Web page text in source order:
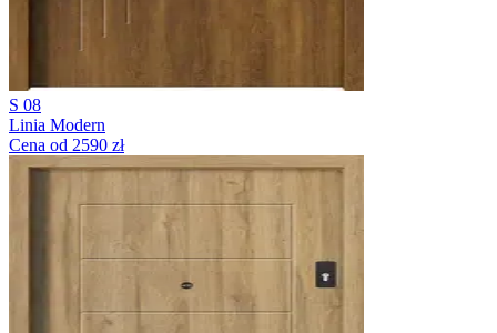
S 08
Linia Modern
Cena od 2590 zł